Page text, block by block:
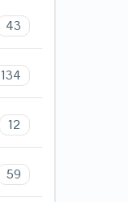
43
134
12
59